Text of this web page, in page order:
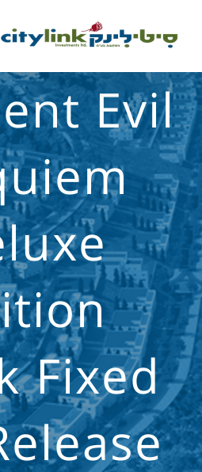
Evil
Fixed